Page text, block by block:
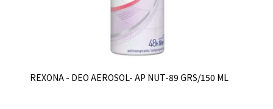
REXONA - DEO AEROSOL- AP NUT-89 GRS/150 ML